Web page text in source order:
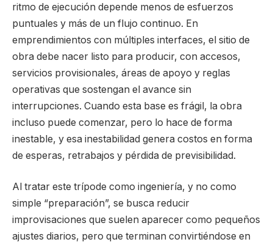
ritmo de ejecución depende menos de esfuerzos
puntuales y más de un flujo continuo. En
emprendimientos con múltiples interfaces, el sitio de
obra debe nacer listo para producir, con accesos,
servicios provisionales, áreas de apoyo y reglas
operativas que sostengan el avance sin
interrupciones. Cuando esta base es frágil, la obra
incluso puede comenzar, pero lo hace de forma
inestable, y esa inestabilidad genera costos en forma
de esperas, retrabajos y pérdida de previsibilidad.
Al tratar este trípode como ingeniería, y no como
simple “preparación”, se busca reducir
improvisaciones que suelen aparecer como pequeños
ajustes diarios, pero que terminan convirtiéndose en